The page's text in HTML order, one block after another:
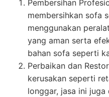
Pembersihan
membersihkan sofa
menggunakan
yang aman serta
bahan sofa seperti
Perbaikan dan
kerusakan seperti
longgar, jasa ini